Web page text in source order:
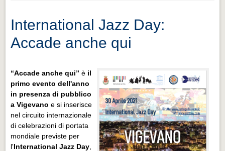
International Jazz Day:
Accade anche qui
“Accade anche qui” è il
primo evento dell'anno
in presenza di pubblico
a Vigevano e si inserisce
nel circuito internazionale
di celebrazioni di portata
mondiale previste per
l'International Jazz Day